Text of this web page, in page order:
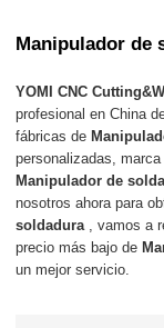
Manipulador de
YOMI CNC
profesional en China
fábricas de
personalizadas,
Manipulador de
nosotros ahora para
soldadura , vamos a
precio más bajo de
un mejor servicio.